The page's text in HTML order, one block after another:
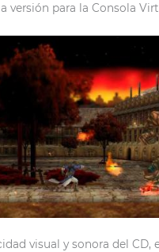
versión para la Consola
visual y sonora del CD,